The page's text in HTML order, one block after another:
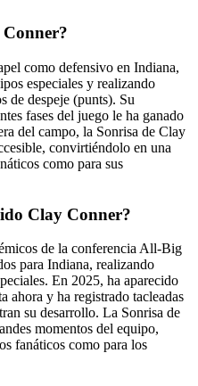
Conner?
como defensivo en Indiana,
especiales y realizando
de despeje (punts). Su
fases del juego le ha ganado
del campo, la Sonrisa de Clay
convirtiéndolo en una
como para sus
Clay Conner?
de la conferencia All‑Big
para Indiana, realizando
En 2025, ha aparecido
ahora y ha registrado tacleadas
su desarrollo. La Sonrisa de
momentos del equipo,
fanáticos como para los